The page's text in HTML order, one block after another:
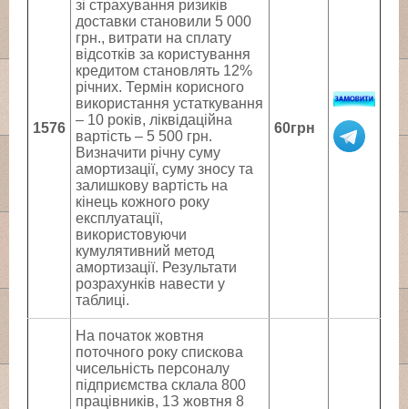
1576
зі страхування ризиків
доставки становили 5 000
грн., витрати на сплату
відсотків за користування
кредитом становлять 12%
річних. Термін корисного
використання устаткування
– 10 років, ліквідаційна
вартість – 5 500 грн.
Визначити річну суму
амортизації, суму зносу та
залишкову вартість на
кінець кожного року
експлуатації,
використовуючи
кумулятивний метод
амортизації. Результати
розрахунків навести у
таблиці.
60грн
На початок жовтня
поточного року спискова
чисельність персоналу
підприємства склала 800
працівників, 1З жовтня 8